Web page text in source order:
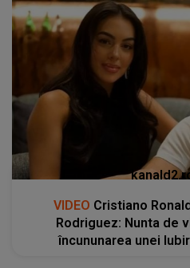
VIDEO Cristiano
Rodriguez: Nunta de
încununarea unei